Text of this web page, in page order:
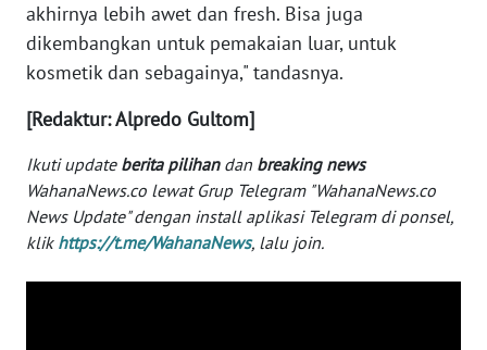
akhirnya lebih awet dan fresh. Bisa juga
dikembangkan untuk pemakaian luar, untuk
kosmetik dan sebagainya," tandasnya.
[Redaktur: Alpredo Gultom]
Ikuti update berita pilihandan breaking news
WahanaNews.co lewat Grup Telegram "WahanaNews.co
News Update" dengan install aplikasi Telegram di ponsel,
klik https://t.me/WahanaNews, lalu join.
WN
WN
WN
SULTRA